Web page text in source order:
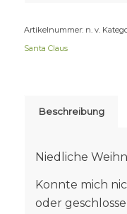
Artikelnummer: n. v.
Santa Claus
Beschreibung
Niedliche
Konnte mich
oder